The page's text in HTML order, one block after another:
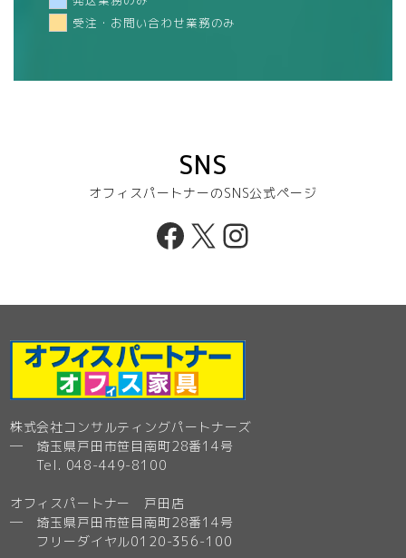
受注・お問い合わせ業務のみ
SNS
オフィスパートナーのSNS公式ページ
Facebook
X Instagram
株式会社コンサルティングパートナーズ
─ 埼玉県戸田市笹目南町28番14号
Tel. 048-449-8100
オフィスパートナー 戸田店
─ 埼玉県戸田市笹目南町28番14号
フリーダイヤル0120-356-100